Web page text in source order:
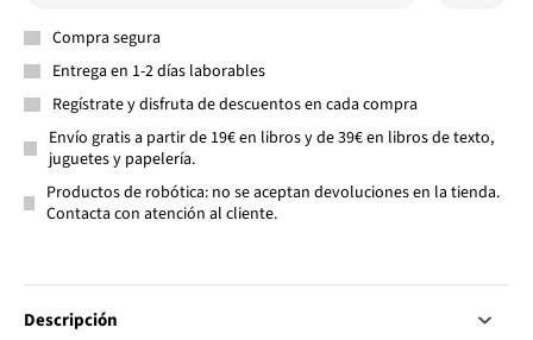
Compra segura
Entrega en 1-2 días laborables
Regístrate y disfruta de descuentos en cada compra
Envío gratis a partir de 19€ en libros y de 39€ en libros de texto,
juguetes y papelería.
Productos de robótica: no se aceptan devoluciones en la tienda.
Contacta con atención al cliente.
Descripción